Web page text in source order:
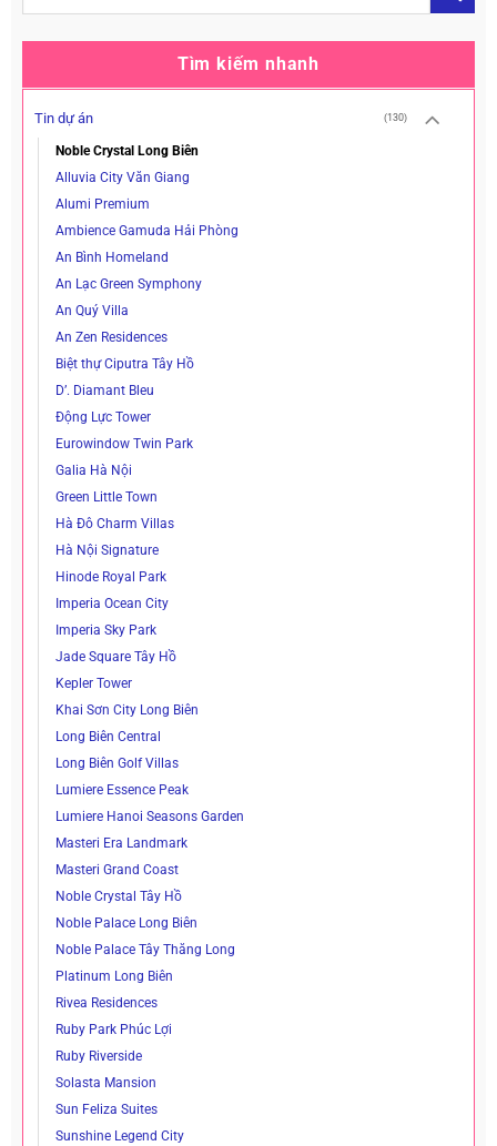
Tìm kiếm nhanh
Tin dự án (130)
Noble Crystal Long Biên
Alluvia City Văn Giang
Alumi Premium
Ambience Gamuda Hải Phòng
An Bình Homeland
An Lạc Green Symphony
An Quý Villa
An Zen Residences
Biệt thự Ciputra Tây Hồ
D’. Diamant Bleu
Động Lực Tower
Eurowindow Twin Park
Galia Hà Nội
Green Little Town
Hà Đô Charm Villas
Hà Nội Signature
Hinode Royal Park
Imperia Ocean City
Imperia Sky Park
Jade Square Tây Hồ
Kepler Tower
Khai Sơn City Long Biên
Long Biên Central
Long Biên Golf Villas
Lumiere Essence Peak
Lumiere Hanoi Seasons Garden
Masteri Era Landmark
Masteri Grand Coast
Noble Crystal Tây Hồ
Noble Palace Long Biên
Noble Palace Tây Thăng Long
Platinum Long Biên
Rivea Residences
Ruby Park Phúc Lợi
Ruby Riverside
Solasta Mansion
Sun Feliza Suites
Sunshine Legend City